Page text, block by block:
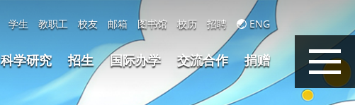
ENG
招聘
校历
图书馆
邮箱
校友
教职工
学生
捐赠
交流合作
国际办学
招生
科学研究